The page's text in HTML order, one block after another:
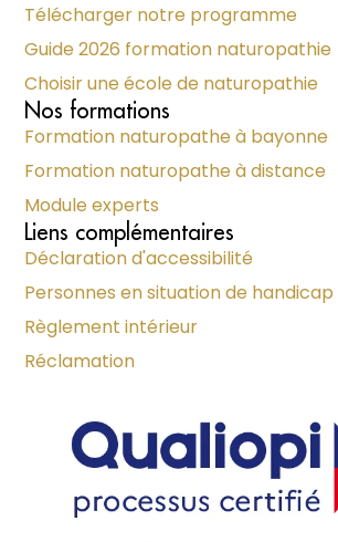
Télécharger notre programme
Guide 2026 formation naturopathie
Choisir une école de naturopathie
Nos formations
Formation naturopathe à bayonne
Formation naturopathe à distance
Module experts
Liens complémentaires
Déclaration d'accessibilité
Personnes en situation de handicap
Règlement intérieur
Réclamation